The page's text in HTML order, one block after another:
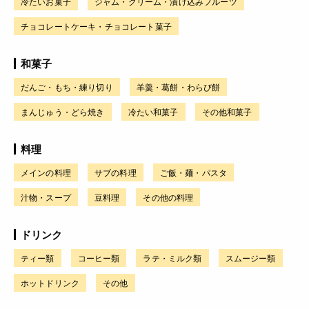
チョコレートケーキ・チョコレート菓子
和菓子
だんご・もち・練り切り 羊羹・葛餅・わらび餅
まんじゅう・どら焼き 冷たい和菓子 その他和菓子
料理
メインの料理 サブの料理 ご飯・麺・パスタ
汁物・スープ 豆料理 その他の料理
ドリンク
ティー類 コーヒー類 ラテ・ミルク類 スムージー類
ホットドリンク その他